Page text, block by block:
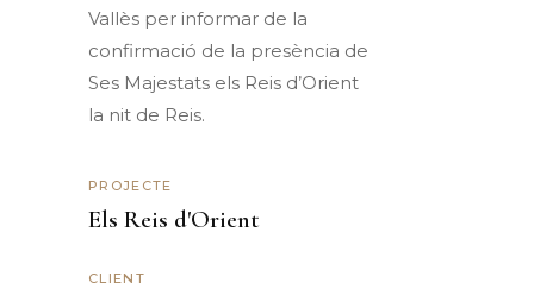
Vallès per informar de la
confirmació de la presència de
Ses Majestats els Reis d’Orient
la nit de Reis.
PROJECTE
Els Reis d'Orient
CLIENT